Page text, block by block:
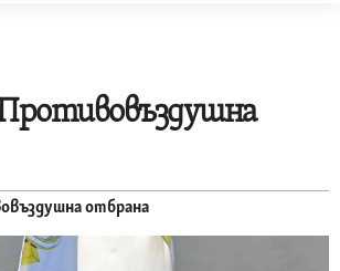
отбрана